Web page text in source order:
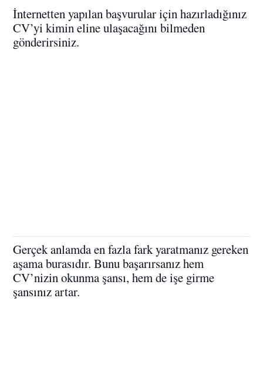
İnternetten yapılan başvurular için hazırladığınız
CV’yi kimin eline ulaşacağını bilmeden
gönderirsiniz.
Gerçek anlamda en fazla fark yaratmanız gereken
aşama burasıdır. Bunu başarırsanız hem
CV’nizin okunma şansı, hem de işe girme
şansınız artar.